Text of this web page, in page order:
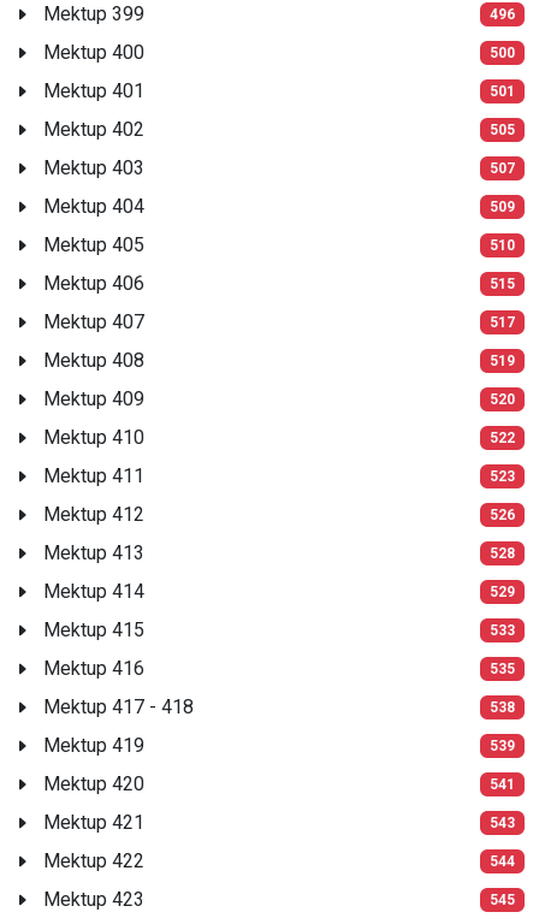
Mektup 399 496
Mektup 400 500
Mektup 401 501
Mektup 402 505
Mektup 403 507
Mektup 404 509
Mektup 405 510
Mektup 406 515
Mektup 407 517
Mektup 408 519
Mektup 409 520
Mektup 410 522
Mektup 411 523
Mektup 412 526
Mektup 413 528
Mektup 414 529
Mektup 415 533
Mektup 416 535
Mektup 417 - 418 538
Mektup 419 539
Mektup 420 541
Mektup 421 543
Mektup 422 544
Mektup 423 545